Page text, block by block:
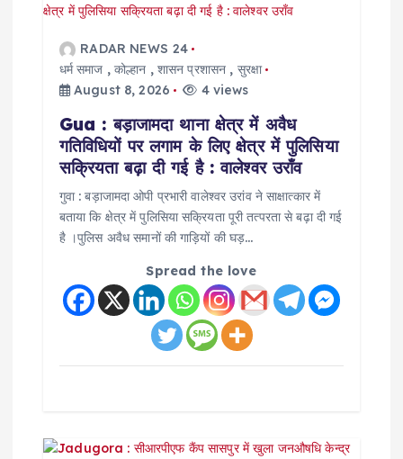
t
RADAR NEWS 24
धर्म समाज ,कोल्हान , शासन प्रशासन , सुरक्षा
August 8, 2026
4 views
Gua : बड़ाजामदा थाना क्षेत्र में अवैध
गतिविधियों पर लगाम के लिए क्षेत्र में पुलिसिया
सक्रियता बढ़ा दी गई है : वालेश्वर उराँव
गुवा : बड़ाजामदा ओपी प्रभारी वालेश्वर उरांव ने साक्षात्कार में
बताया कि क्षेत्र में पुलिसिया सक्रियता पूरी तत्परता से बढ़ा दी गई
है ।पुलिस अवैध समानों की गाड़ियों की घड़…
Spread the love